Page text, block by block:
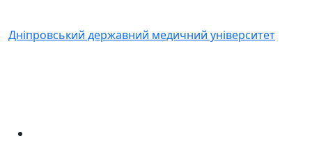
Дніпровський державний медичний університет